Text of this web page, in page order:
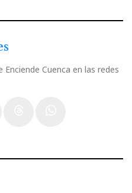
Cuenca en las redes